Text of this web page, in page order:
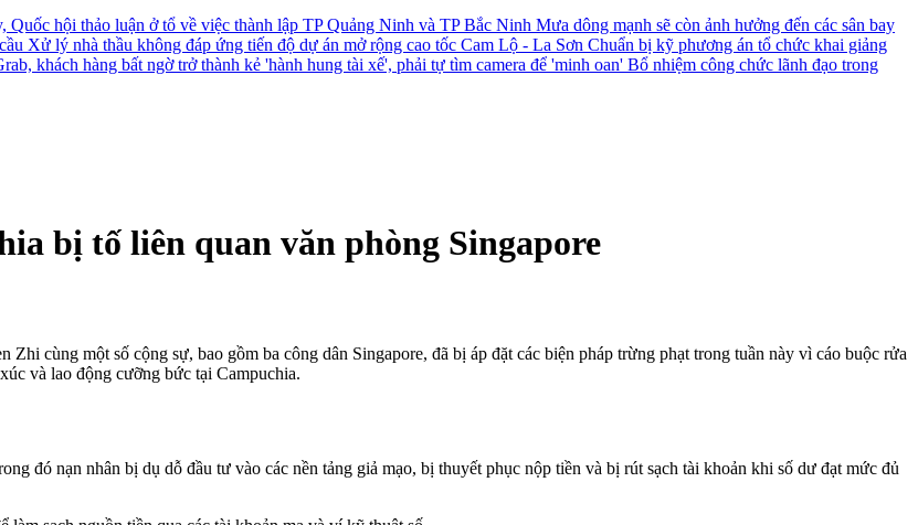
Quốc hội thảo luận ở tổ về việc thành lập TP Quảng Ninh và TP Bắc Ninh Mưa dông mạnh sẽ còn ảnh hưởng đến các sân bay
Xử lý nhà thầu không đáp ứng tiến độ dự án mở rộng cao tốc Cam Lộ - La Sơn Chuẩn bị kỹ phương án tổ chức khai giảng
khách hàng bất ngờ trở thành kẻ 'hành hung tài xế', phải tự tìm camera để 'minh oan' Bổ nhiệm công chức lãnh đạo trong
bị tố liên quan văn phòng Singapore
cùng một số cộng sự, bao gồm ba công dân Singapore, đã bị áp đặt các biện pháp trừng phạt trong tuần này vì cáo buộc rửa
và lao động cưỡng bức tại Campuchia.
đó nạn nhân bị dụ dỗ đầu tư vào các nền tảng giả mạo, bị thuyết phục nộp tiền và bị rút sạch tài khoản khi số dư đạt mức đủ